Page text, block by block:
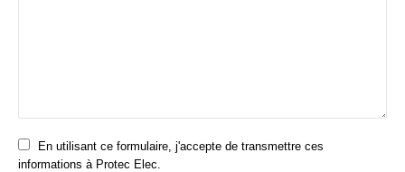
En utilisant ce formulaire, j'accepte de transmettre ces
informations à Protec Elec.